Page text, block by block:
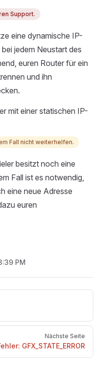
Support.
eine dynamische IP-
jedem Neustart des
euren Router für ein
und ihn
mit einer statischen IP-
Fall nicht weiterhelfen.
besitzt noch eine
Fall ist es notwendig,
eine neue Adresse
euren
PM
Nächste Seite
GFX_STATE_ERROR